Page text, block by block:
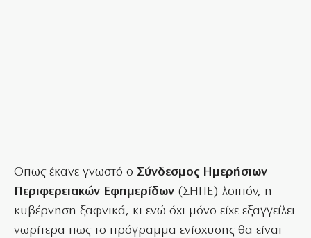
Οπως έκανε γνωστό ο Σύνδεσμος Ημερήσιων
Περιφερειακών Εφημερίδων (ΣΗΠΕ) λοιπόν, η
κυβέρνηση ξαφνικά, κι ενώ όχι μόνο είχε εξαγγείλει
νωρίτερα πως το πρόγραμμα ενίσχυσης θα είναι